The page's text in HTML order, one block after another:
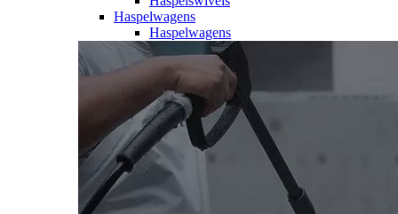
Haspelwagens
Haspelwagens